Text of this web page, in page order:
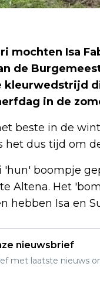
mochten Isa
de
kleurwedstrijd
in de
beste in de
dus tijd om
'hun' boompje
Altena. Het
hebben Isa en
nieuwsbrief
met laatste nieuws